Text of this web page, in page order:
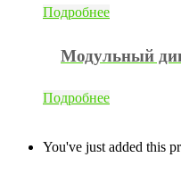
Подробнее
Модульный
Подробнее
You've just added this